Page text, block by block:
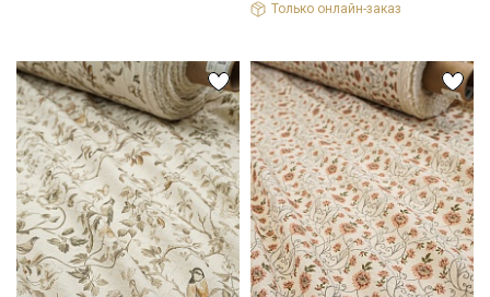
Только онлайн-заказ
Подписаться
Ознакомлен(а) сПолитикой обработки персональных
данныхи даюСогласие на обработку персональных
данных
ДаюСогласие на получение рекламных и
информационных рассылок